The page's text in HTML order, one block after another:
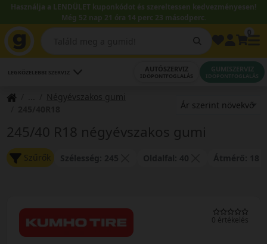
Használja a LENDÜLET kuponkódot és szereltessen kedvezményesen!
Még 52 nap 21 óra 14 perc 22 másodperc.
LEGKÖZELEBBI SZERVIZ AUTÓSZERVIZ
IDŐPONTFOGLALÁS
GUMISZERVIZ
IDŐPONTFOGLALÁS
Négyévszakos gumi
245/40 R18 négyévszakos gumi
Szűrők
0 értékelés